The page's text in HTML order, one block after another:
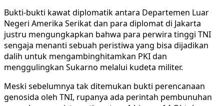
Bukti-bukti kawat diplomatik antara Departemen Luar
Negeri Amerika Serikat dan para diplomat di Jakarta
justru mengungkapkan bahwa para perwira tinggi TNI
sengaja menanti sebuah peristiwa yang bisa dijadikan
dalih untuk mengambinghitamkan PKI dan
menggulingkan Sukarno melalui kudeta militer.
Meski sebelumnya tak ditemukan bukti perencanaan
genosida oleh TNI, rupanya ada perintah pembunuhan